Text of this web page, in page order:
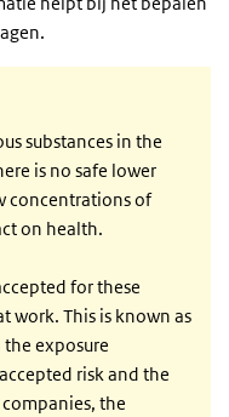
substances in the
is no safe lower
concentrations of
on health.
for these
work. This is known as
exposure
risk and the
the